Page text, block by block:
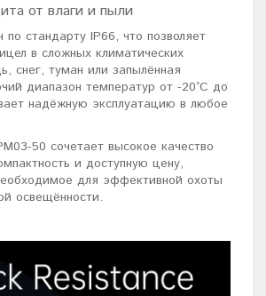
от влаги и пыли
стандарту IP66, что позволяет
в сложных климатических
снег, туман или запылённая
диапазон температур от -20°C до
надёжную эксплуатацию в любое
50 сочетает высокое качество
и доступную цену,
для эффективной охоты
освещённости.